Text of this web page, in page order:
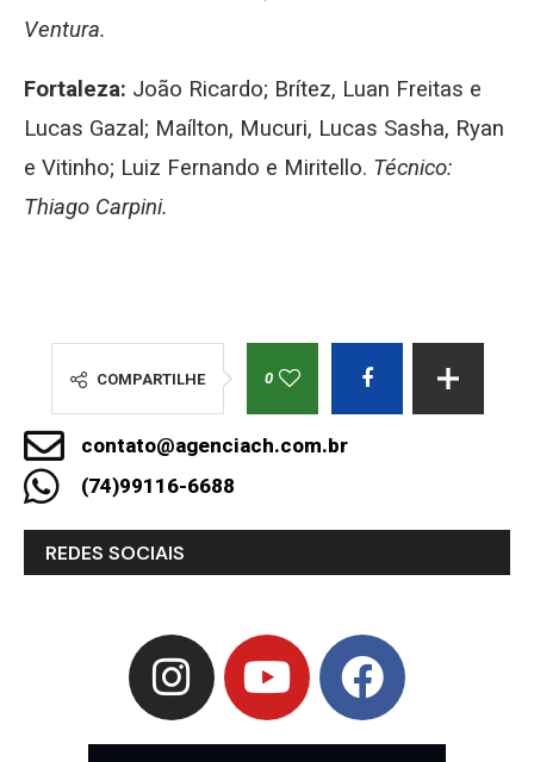
Ventura.
Fortaleza: João Ricardo; Brítez, Luan Freitas e
Lucas Gazal; Maílton, Mucuri, Lucas Sasha, Ryan
e Vitinho; Luiz Fernando e Miritello. Técnico:
Thiago Carpini.
COMPARTILHE 0
contato@agenciach.com.br
(74)99116-6688
REDES SOCIAIS